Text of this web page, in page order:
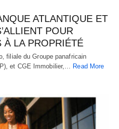
ATLANTIQUE ET
POUR
À LA PROPRIÉTÉ
filiale du Groupe panafricain
et CGE Immobilier,… Read More